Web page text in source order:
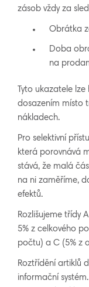
zásob vždy za
Obrátka
Doba
na
Tyto ukazatele
dosazením místo
nákladech.
Pro selektivní
která porovnává
stává, že malá
na ni zaměříme,
efektů.
Rozlišujeme třídy
5% z celkového
počtu) a C (5% z
Roztřídění artiklů
informační